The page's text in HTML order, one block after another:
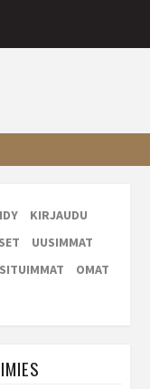
KIRJAUDU
UUSIMMAT
OMAT